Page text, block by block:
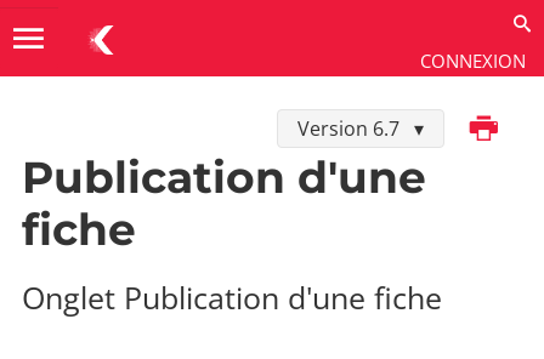
CONNEXION
menu
Version 6.7Imprimer
Gérer les fiches
Publication d'une
fiche
Onglet Publication d'une fiche